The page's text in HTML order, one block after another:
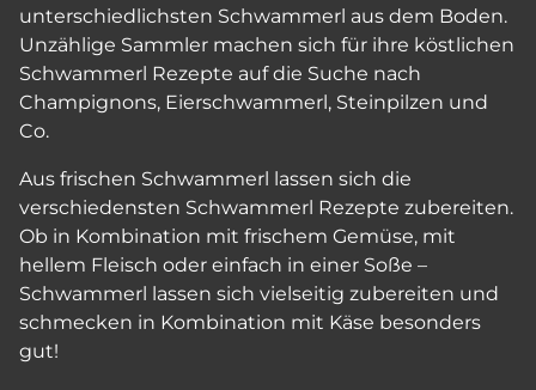
unterschiedlichsten Schwammerl aus dem Boden.
Unzählige Sammler machen sich für ihre köstlichen
Schwammerl Rezepte auf die Suche nach
Champignons, Eierschwammerl, Steinpilzen und
Co.
Aus frischen Schwammerl lassen sich die
verschiedensten Schwammerl Rezepte zubereiten.
Ob in Kombination mit frischem Gemüse, mit
hellem Fleisch oder einfach in einer Soße –
Schwammerl lassen sich vielseitig zubereiten und
schmecken in Kombination mit Käse besonders
gut!